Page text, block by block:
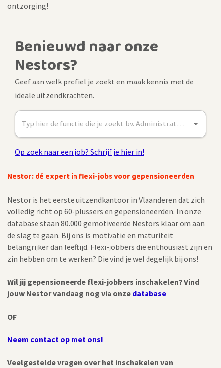
ontzorging!
Nestor: dé expert in flexi-jobs voor gepensioneerden
Nestor is het eerste uitzendkantoor in Vlaanderen dat zich
volledig richt op 60-plussers en gepensioneerden. In onze
database staan 80.000 gemotiveerde Nestors klaar om aan
de slag te gaan. Bij ons is motivatie en maturiteit
belangrijker dan leeftijd. Flexi-jobbers die enthousiast zijn en
zin hebben om te werken? Die vind je wel degelijk bij ons!
Wil jij gepensioneerde flexi-jobbers inschakelen? Vind
jouw Nestor vandaag nog via onze database
OF
Neem contact op met ons!
Veelgestelde vragen over het inschakelen van